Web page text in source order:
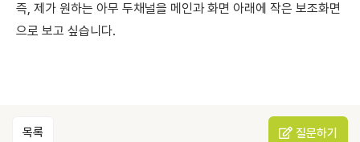
즉, 제가 원하는 아무 두채널을 메인과 화면 아래에 작은 보조화면
으로 보고 싶습니다.
목록 질문하기